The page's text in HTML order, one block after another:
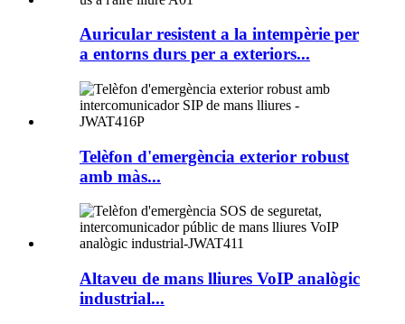
Auricular resistent a la intempèrie per
a entorns durs per a exteriors...
Telèfon d'emergència exterior robust
amb màs...
Altaveu de mans lliures VoIP analògic
industrial...